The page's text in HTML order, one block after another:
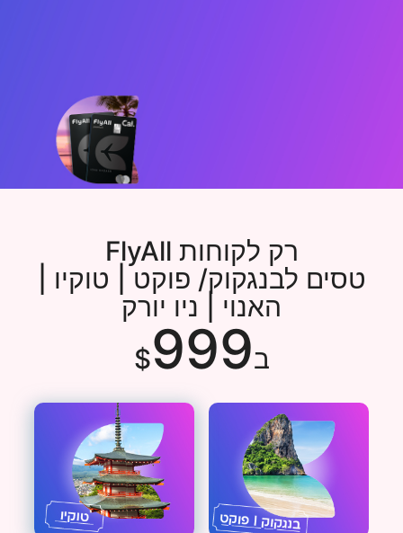
בכל חברות התעופה
מתקדמים מ-FLY CARD
רוצה FlyAll חדש
רק לקוחות FlyAll
טסים לבנגקוק/ פוקט | טוקיו |
האנוי | ניו יורק
ב$999